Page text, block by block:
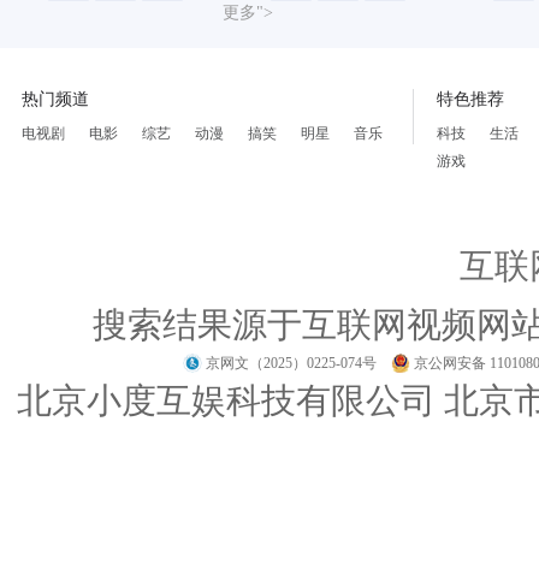
更多">
热门频道
电视剧 电影 综艺 动漫 搞笑 明星 音乐
特色推荐
科技
生活
游戏
互联
搜索结果源于互联网视频网
京网文（2025）0225-074号 京公网安备
北京小度互娱科技有限公司 北京